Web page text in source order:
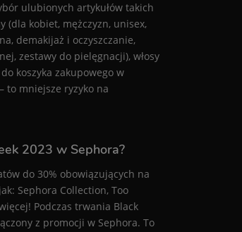
ulubionych artykułów takich
(dla kobiet, mężczyzn, unisex,
demakijaż i oczyszczanie,
zestawy do pielęgnacji), włosy
koszyka zakupowego w
to mniejsze ryzyko na
2023 w Sephora?
do 30% obowiązujących na
Sephora Collection, Too
Podczas trwania Black
z promocji w Sephora. To